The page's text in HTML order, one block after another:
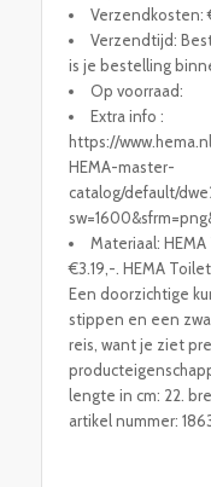
Verzendkosten:
Verzendtijd:
is je bestelling
Op voorraad:
Extra info :
https://
HEMA-master-
catalog/default/
Materiaal:
€3.19,-. HEMA
Een doorzichtige
stippen en een
reis, want je ziet
lengte in cm: 22.
artikel nummer: